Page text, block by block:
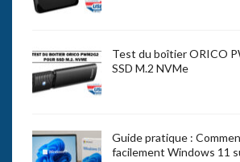
Test du boîtier ORICO
SSD M.2 NVMe
Guide pratique :
facilement Windows 11